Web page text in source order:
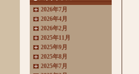
2026年7月
2026年4月
2026年2月
2025年11月
2025年9月
2025年8月
2025年7月